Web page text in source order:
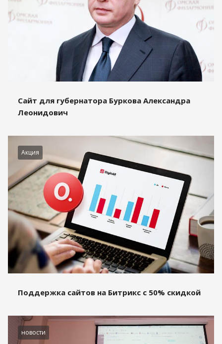
Сайт для губернатора Буркова Александра
Леонидович
Акция
Поддержка сайтов на Битрикс с 50% скидкой
новости